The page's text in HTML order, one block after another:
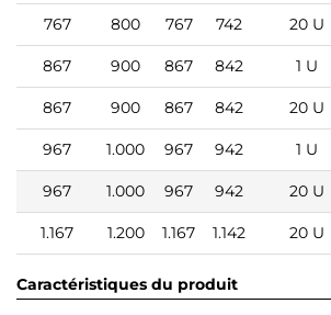
767 800 767 742 20 U
867 900 867 842 1 U
867 900 867 842 20 U
967 1.000 967 942 1 U
967 1.000 967 942 20 U
1.167 1.200 1.167 1.142 20 U
Caractéristiques du produit